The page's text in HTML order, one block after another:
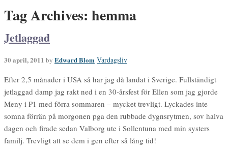
Tag Archives: hemma
Jetlaggad
30 april, 2011 by Edward Blom Vardagsliv
Efter 2,5 månader i USA så har jag då landat i Sverige. Fullständigt
jetlaggad damp jag rakt ned i en 30-årsfest för Ellen som jag gjorde
Meny i P1 med förra sommaren – mycket trevligt. Lyckades inte
somna förrän på morgonen pga den rubbade dygnsrytmen, sov halva
dagen och firade sedan Valborg ute i Sollentuna med min systers
familj. Trevligt att se dem i gen efter så lång tid!